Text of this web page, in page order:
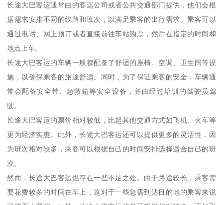
长途大巴客运通常由的客运公司或者公共交通部门提供，他们会根
据需求安排不同的线路和班次，以满足乘客的出行需求。乘客可以
通过电话、网上预订或者直接前往车站购票，然后在指定的时间和
地点上车。
长途大巴客运的车辆一般都配备了舒适的座椅、空调、卫生间等设
施，以确保乘客的旅途舒适。同时，为了保证乘客的安全，车辆通
常会配备安全带、急救箱等安全设备，并由经过培训的驾驶员驾
驶。
长途大巴客运的票价相对较低，比起其他交通方式如飞机、火车等
更为经济实惠。此外，长途大巴客运还可以提供更多的灵活性，因
为班次相对较多，乘客可以根据自己的时间安排选择适合自己的班
次。
然而，长途大巴客运也存在一些不足之处。由于路途较长，乘客需
要花费较多的时间在车上，这对于一些急需到达目的地的乘客来说